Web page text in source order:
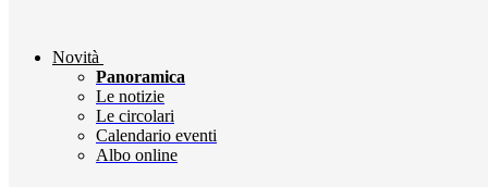
Novità
Panoramica
Le notizie
Le circolari
Calendario eventi
Albo online